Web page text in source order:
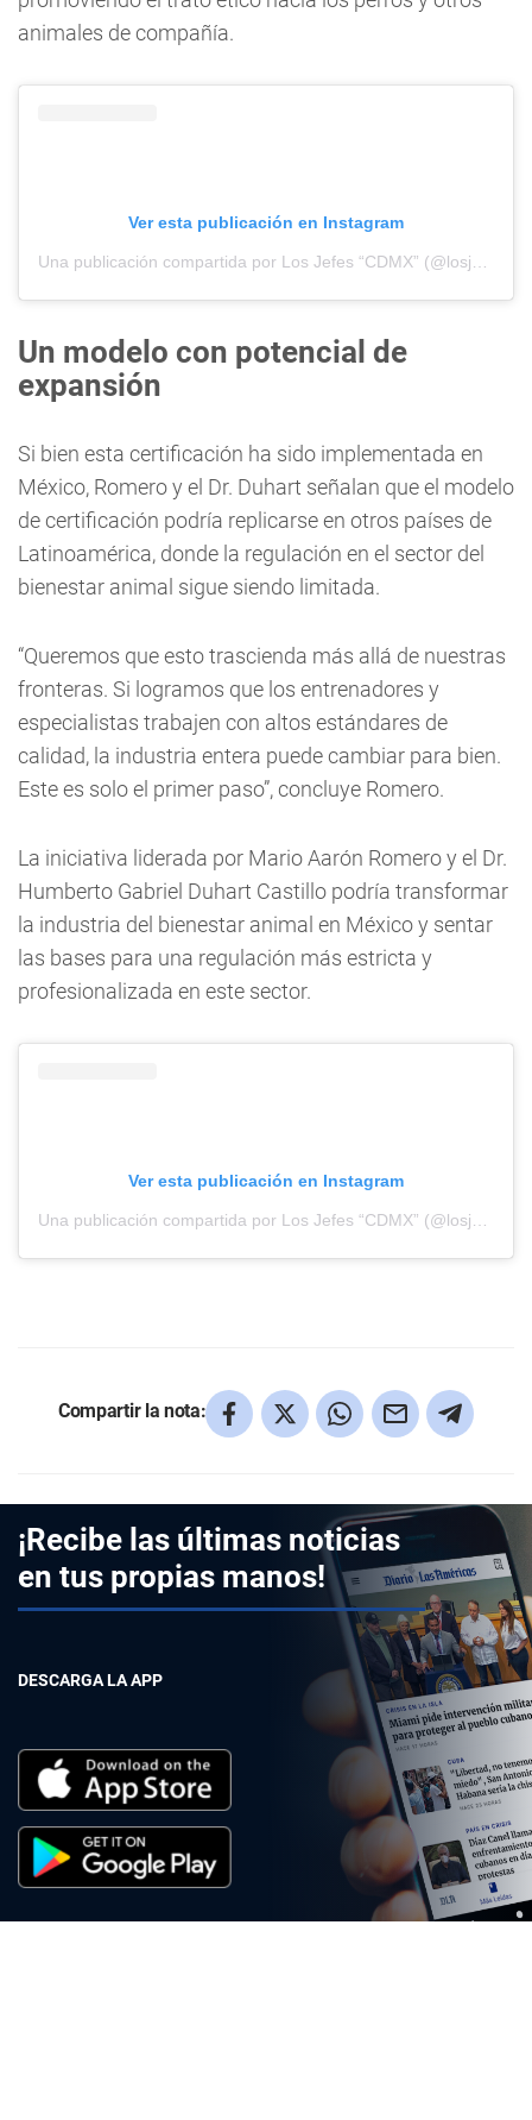
animales de compañía.
Ver esta publicación en Instagram
Un modelo con potencial de
expansión
Si bien esta certificación ha sido implementada en
México, Romero y el Dr. Duhart señalan que el modelo
de certificación podría replicarse en otros países de
Latinoamérica, donde la regulación en el sector del
bienestar animal sigue siendo limitada.
“Queremos que esto trascienda más allá de nuestras
fronteras. Si logramos que los entrenadores y
especialistas trabajen con altos estándares de
calidad, la industria entera puede cambiar para bien.
Este es solo el primer paso”, concluye Romero.
La iniciativa liderada por Mario Aarón Romero y el Dr.
Humberto Gabriel Duhart Castillo podría transformar
la industria del bienestar animal en México y sentar
las bases para una regulación más estricta y
profesionalizada en este sector.
Ver esta publicación en Instagram
Compartir la nota:
¡Recibe las últimas noticias
en tus propias manos!
DESCARGA LA APP